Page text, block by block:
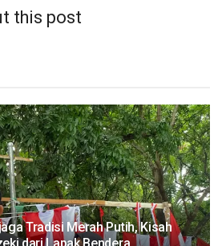
this post
Tradisi Merah Putih, Kisah